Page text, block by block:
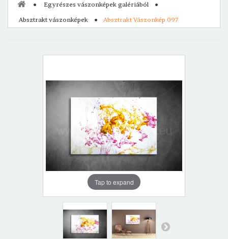
Egyrészes vászonképek galériából
Absztrakt vászonképek
Absztrakt Vászonkép 097
Tap to expand